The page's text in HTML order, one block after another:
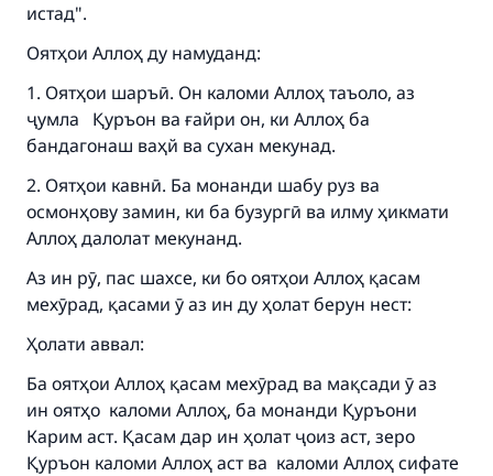
истад".
Оятҳои Аллоҳ ду намуданд:
1. Оятҳои шаръӣ. Он каломи Аллоҳ таъоло, аз
ҷумла Қуръон ва ғайри он, ки Аллоҳ ба
бандагонаш ваҳй ва сухан мекунад.
2. Оятҳои кавнӣ. Ба монанди шабу руз ва
осмонҳову замин, ки ба бузургӣ ва илму ҳикмати
Аллоҳ далолат мекунанд.
Аз ин рӯ, пас шахсе, ки бо оятҳои Аллоҳ қасам
мехӯрад, қасами ӯ аз ин ду ҳолат берун нест:
Ҳолати аввал:
Ба оятҳои Аллоҳ қасам мехӯрад ва мақсади ӯ аз
ин оятҳо каломи Аллоҳ, ба монанди Қуръони
Карим аст. Қасам дар ин ҳолат ҷоиз аст, зеро
Қуръон каломи Аллоҳ аст ва каломи Аллоҳ сифате